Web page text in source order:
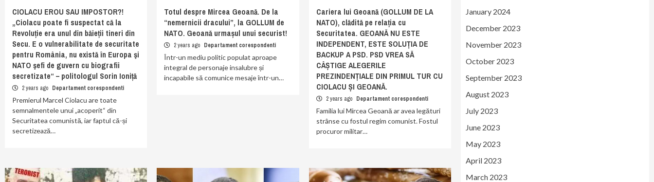
CIOLACU EROU SAU IMPOSTOR?!
„Ciolacu poate fi suspectat că la
Revoluție era unul din băieții tineri din
Secu. E o vulnerabilitate de securitate
pentru România, nu există în Europa şi
NATO şefi de guvern cu biografii
secretizate“ – politologul Sorin Ioniță
2 years ago Departament corespondenti
Premierul Marcel Ciolacu are toate
semnalmentele unui „acoperit“ din
Securitatea comunistă, iar faptul că-și
secretizează…
Totul despre Mircea Geoană. De la
“nemernicii dracului”, la GOLLUM de
NATO. Geoană urmașul unui securist!
2 years ago Departament corespondenti
Într-un mediu politic populat aproape
integral de personaje insalubre și
incapabile să comunice mesaje într-un…
Cariera lui Geoană (GOLLUM DE LA
NATO), clădită pe relația cu
Securitatea. GEOANĂ NU ESTE
INDEPENDENT, ESTE SOLUȚIA DE
BACKUP A PSD. PSD VREA SĂ
CÂȘTIGE ALEGERILE
PREZINDENȚIALE DIN PRIMUL TUR CU
CIOLACU ȘI GEOANĂ.
2 years ago Departament corespondenti
Familia lui Mircea Geoană ar avea legături
strânse cu fostul regim comunist. Fostul
procuror militar…
January 2024
December 2023
November 2023
October 2023
September 2023
August 2023
July 2023
June 2023
May 2023
April 2023
March 2023